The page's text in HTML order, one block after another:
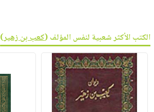
الكتب الأكثر شعبية لنفس المؤلف (كعب بن زهير)